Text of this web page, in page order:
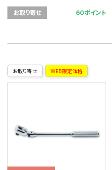
お取り寄せ 60ポイント
お取り寄せ WEB限定価格